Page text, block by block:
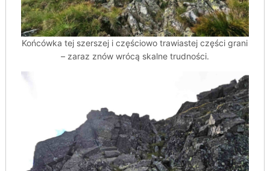
Końcówka tej szerszej i częściowo trawiastej części grani
– zaraz znów wrócą skalne trudności.